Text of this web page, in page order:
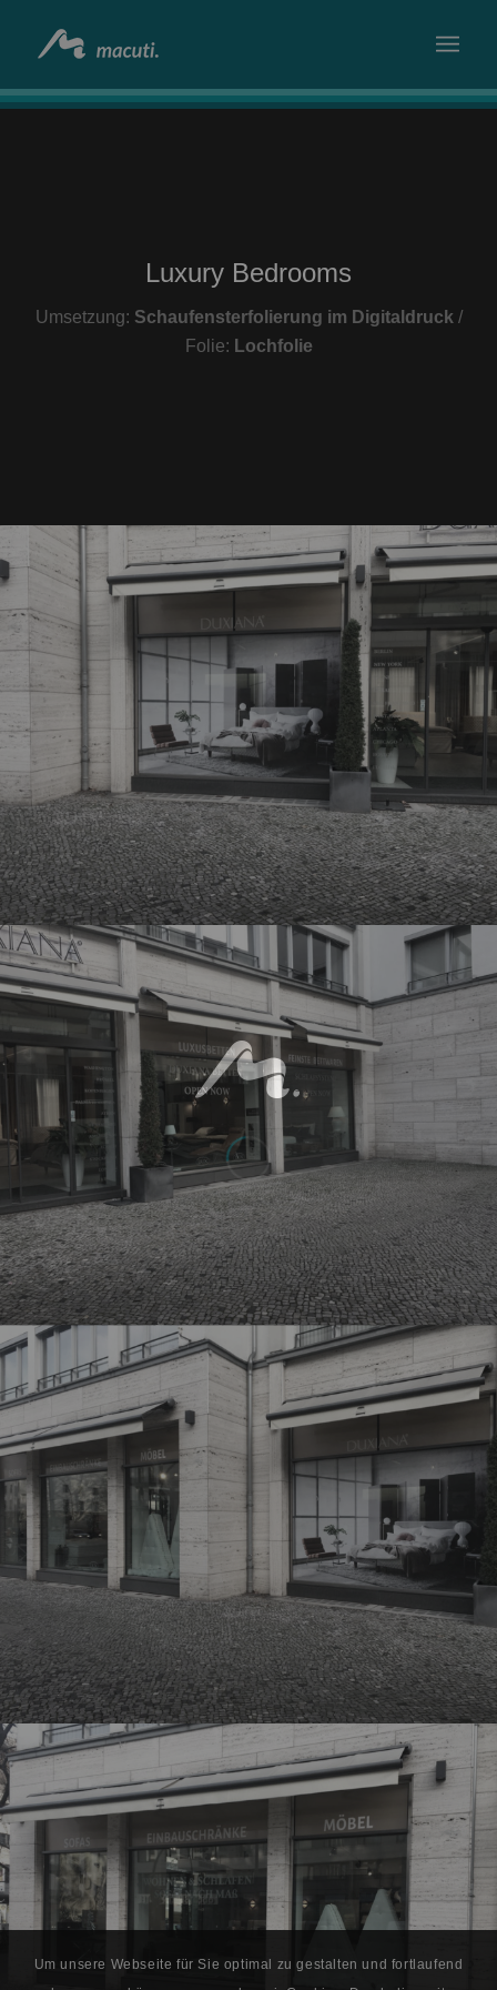
Luxury Bedrooms
Umsetzung: Schaufensterfolierung im Digitaldruck /
Folie: Lochfolie
Um unsere Webseite für Sie optimal zu gestalten und fortlaufend